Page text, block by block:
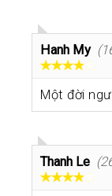
Hanh My
Một đời
Thanh Le